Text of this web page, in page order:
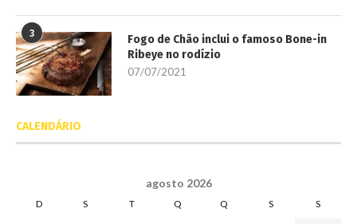
3
Fogo de Chão inclui o famoso Bone-in
Ribeye no rodízio
07/07/2021
CALENDÁRIO
agosto 2026
D S T Q Q S S